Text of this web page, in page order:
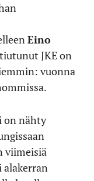
Eino
JKE on
vuonna
on nähty
viimeisiä
alakerran